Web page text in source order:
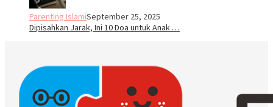
Parenting IslamiSeptember 25, 2025
Dipisahkan Jarak, Ini 10 Doa untuk Anak …